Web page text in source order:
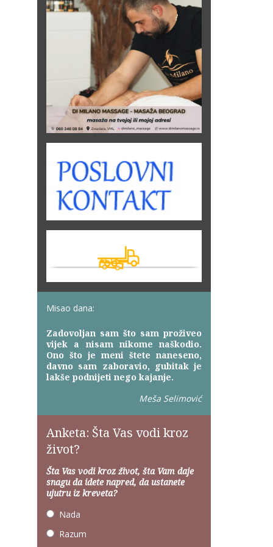
Misao dana:
Zadovoljan sam što sam proživeo
vijek a nisam nikome naškodio.
Ono što je meni štete naneseno,
davno sam zaboravio, gubitak je
lakše podnijeti nego kajanje.
Meša Selimović
Anketa: Šta Vas vodi kroz
život?
Šta Vas vodi kroz život, šta Vam daje
snagu da idete napred, da ustanete
ujutru iz kreveta?
Nada
Razum